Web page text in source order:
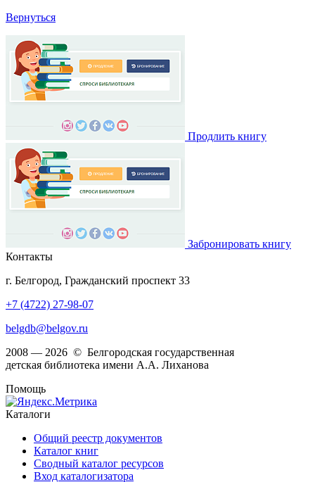
Вернуться
Продлить книгу
Забронировать книгу
Контакты
г. Белгород, Гражданский проспект 33
+7 (4722) 27-98-07
belgdb@belgov.ru
2008 — 2026 © Белгородская государственная
детская библиотека имени А.А. Лиханова
Помощь
Каталоги
Общий реестр документов
Каталог книг
Сводный каталог ресурсов
Вход каталогизатора